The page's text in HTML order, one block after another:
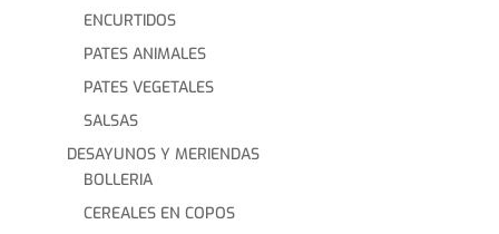
ENCURTIDOS
PATES ANIMALES
PATES VEGETALES
SALSAS
DESAYUNOS Y MERIENDAS
BOLLERIA
CEREALES EN COPOS